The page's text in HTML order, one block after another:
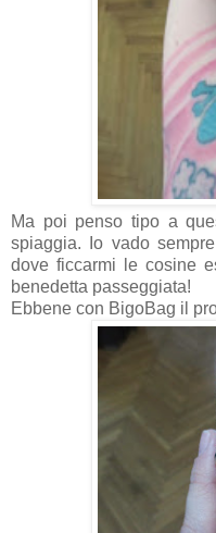
Ma poi penso tipo a
spiaggia. Io vado
dove ficcarmi le cosine
benedetta passeggiata!
Ebbene con BigoBag il